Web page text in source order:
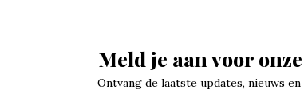
Meld je aan voor
Ontvang de laatste updates, nieuws